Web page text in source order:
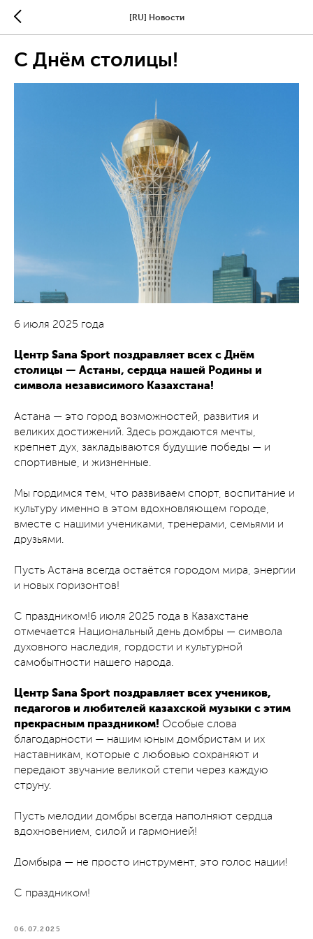
[RU] Новости
С Днём столицы!
6 июля 2025 года
Центр Sana Sport поздравляет всех с Днём
столицы — Астаны, сердца нашей Родины и
символа независимого Казахстана!
Астана — это город возможностей, развития и
великих достижений. Здесь рождаются мечты,
крепнет дух, закладываются будущие победы — и
спортивные, и жизненные.
Мы гордимся тем, что развиваем спорт, воспитание и
культуру именно в этом вдохновляющем городе,
вместе с нашими учениками, тренерами, семьями и
друзьями.
Пусть Астана всегда остаётся городом мира, энергии
и новых горизонтов!
С праздником!6 июля 2025 года в Казахстане
отмечается Национальный день домбры — символа
духовного наследия, гордости и культурной
самобытности нашего народа.
Центр Sana Sport поздравляет всех учеников,
педагогов и любителей казахской музыки с этим
прекрасным праздником! Особые слова
благодарности — нашим юным домбристам и их
наставникам, которые с любовью сохраняют и
передают звучание великой степи через каждую
струну.
Пусть мелодии домбры всегда наполняют сердца
вдохновением, силой и гармонией!
Домбыра — не просто инструмент, это голос нации!
С праздником!
06.07.2025